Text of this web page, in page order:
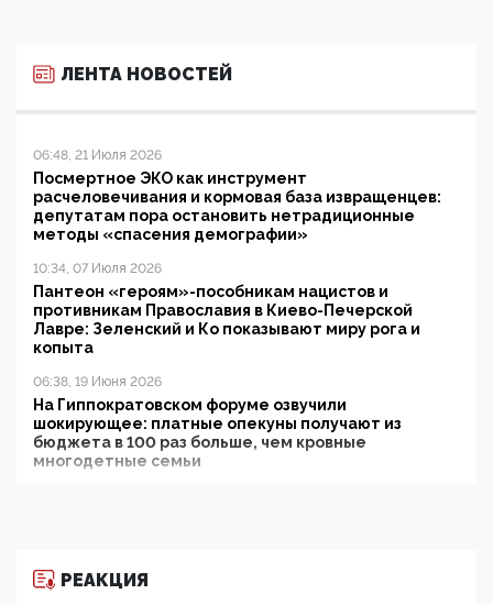
ЛЕНТА НОВОСТЕЙ
06:48, 21 Июля 2026
Посмертное ЭКО как инструмент
расчеловечивания и кормовая база извращенцев:
депутатам пора остановить нетрадиционные
методы «спасения демографии»
10:34, 07 Июля 2026
Пантеон «героям»-пособникам нацистов и
противникам Православия в Киево-Печерской
Лавре: Зеленский и Ко показывают миру рога и
копыта
06:38, 19 Июня 2026
На Гиппократовском форуме озвучили
шокирующее: платные опекуны получают из
бюджета в 100 раз больше, чем кровные
многодетные семьи
11:53, 09 Июня 2026
РЕАКЦИЯ